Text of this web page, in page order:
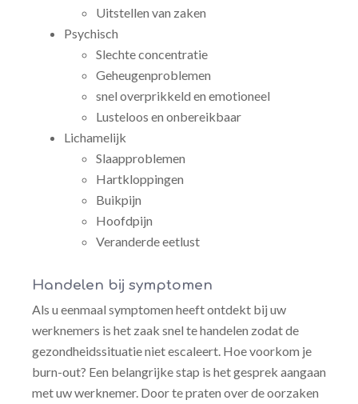
Uitstellen van zaken
Psychisch
Slechte concentratie
Geheugenproblemen
snel overprikkeld en emotioneel
Lusteloos en onbereikbaar
Lichamelijk
Slaapproblemen
Hartkloppingen
Buikpijn
Hoofdpijn
Veranderde eetlust
Handelen bij symptomen
Als u eenmaal symptomen heeft ontdekt bij uw
werknemers is het zaak snel te handelen zodat de
gezondheidssituatie niet escaleert. Hoe voorkom je
burn-out? Een belangrijke stap is het gesprek aangaan
met uw werknemer. Door te praten over de oorzaken